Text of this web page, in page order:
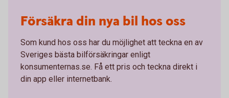
Försäkra din nya bil hos oss
Som kund hos oss har du möjlighet att teckna en av
Sveriges bästa bilförsäkringar enligt
konsumenternas.se. Få ett pris och teckna direkt i
din app eller internetbank.